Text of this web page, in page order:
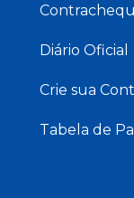
Diário Oficial
Crie sua
Tabela de